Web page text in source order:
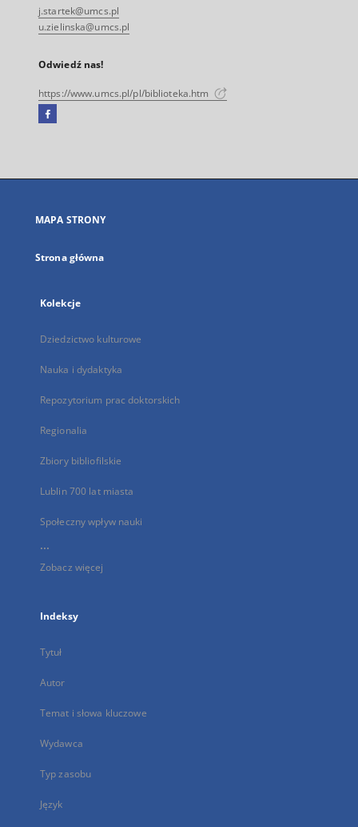
j.startek@umcs.pl
u.zielinska@umcs.pl
Odwiedź nas!
https://www.umcs.pl/pl/biblioteka.htm
Facebook
się
karcie
MAPA STRONY
Strona główna
Kolekcje
Dziedzictwo kulturowe
Nauka i dydaktyka
Repozytorium prac doktorskich
Regionalia
Zbiory bibliofilskie
Lublin 700 lat miasta
Społeczny wpływ nauki
...
Zobacz więcej
Indeksy
Tytuł
Autor
Temat i słowa kluczowe
Wydawca
Typ zasobu
Język